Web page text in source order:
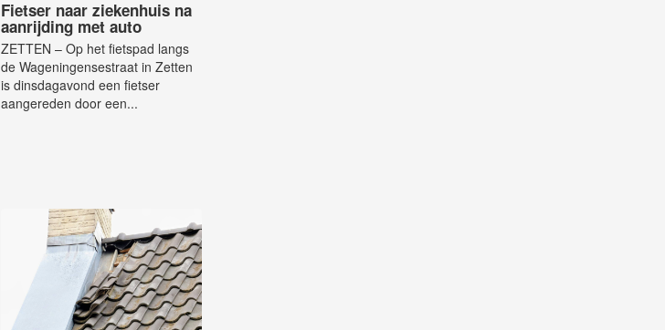
Fietser naar ziekenhuis na
aanrijding met auto
ZETTEN – Op het fietspad langs
de Wageningensestraat in Zetten
is dinsdagavond een fietser
aangereden door een...